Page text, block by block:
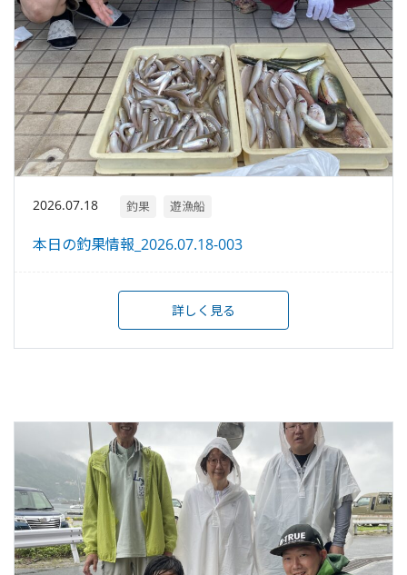
2026.07.18 釣果 遊漁船
本日の釣果情報_2026.07.18-003
詳しく見る